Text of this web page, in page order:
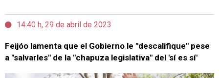
14:40 h, 29 de abril de 2023
Feijóo lamenta que el Gobierno le "descalifique" pese
a "salvarles" de la "chapuza legislativa" del 'sí es sí'